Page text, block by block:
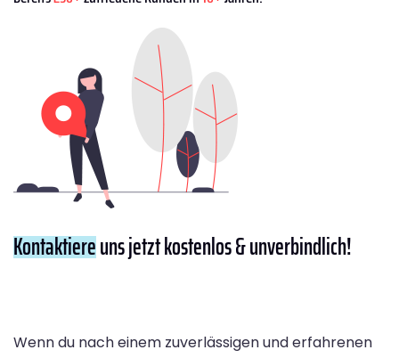
Kontaktiereuns jetzt kostenlos & unverbindlich!
Wenn du nach einem zuverlässigen und erfahrenen